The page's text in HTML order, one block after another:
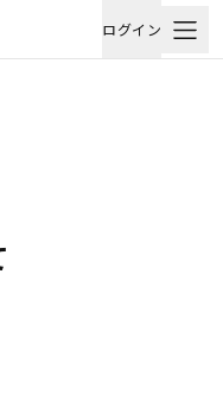
ログイン